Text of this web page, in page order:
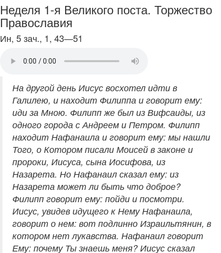
Неделя 1-я Великого поста. Торжество
Православия
Ин, 5 зач., 1, 43—51
На другой день Иисус восхотел идти в
Галилею, и находит Филиппа и говорит ему:
иди за Мною. Филипп же был из Вифсаиды, из
одного города с Андреем и Петром. Филипп
находит Нафанаила и говорит ему: мы нашли
Того, о Котором писали Моисей в законе и
пророки, Иисуса, сына Иосифова, из
Назарета. Но Нафанаил сказал ему: из
Назарета может ли быть что доброе?
Филипп говорит ему: пойди и посмотри.
Иисус, увидев идущего к Нему Нафанаила,
говорит о нем: вот подлинно Израильтянин, в
котором нет лукавства. Нафанаил говорит
Ему: почему Ты знаешь меня? Иисус сказал